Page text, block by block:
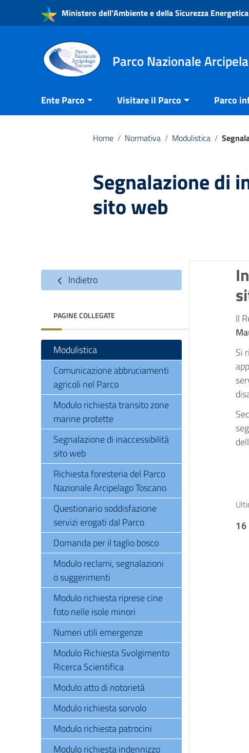
Vai ai contenuti
Vai al menu di navigazione
Ministero dell'Ambiente e della Sicurezza Energetica
Parco Nazionale
Ente Parco Visitare il Parco Parco
Home / Normativa / Modulistica /
Segnalazione di
sito web
Indietro
PAGINE COLLEGATE
Modulistica
Comunicazione abbruciamenti
agricoli nel Parco
Modulo richiesta transito zone
marine protette
Segnalazione di inaccessibilità
sito web
Richiesta foresteria del Parco
Nazionale Arcipelago Toscano
Questionario soddisfazione
servizi erogati dal Parco
Domanda per il taglio bosco
Modulo reclami, segnalazioni
o suggerimenti
Modulo richiesta riprese cine
foto nelle isole minori
Numeri utili emergenze
Modulo Richiesta Svolgimento
Ricerca Scientifica
Modulo atto di notorietà
Modulo richiesta sorvolo
Modulo richiesta patrocini
Modulo richiesta indennizzo
Il
Si